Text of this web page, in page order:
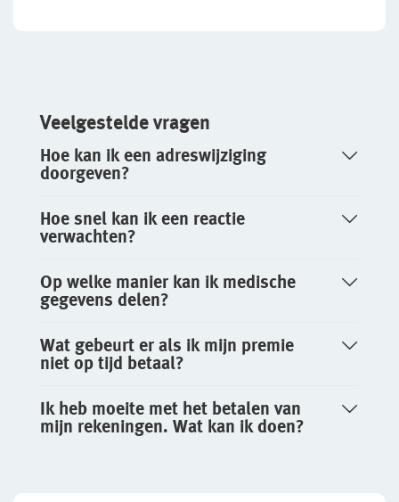
Bekijk alle zakelijke verzekeringen
Voor je personeel
ZW-eigenrisicoverzekering
WIA Verzekering (WIA 0-tot-100 Plan)
Anw-pensioen
Nabestaandenverzekering Collectief
WGA-eigenrisicoverzekering
Gratis persoonlijk advies voor jouw branche
Wie wij zijn
Onze organisatie
Ons beleid
Tevreden klanten
Duurzaam ondernemen
Samenwerking met adviseurs
Vacatures
Veelgestelde vragen
Hoe kan ik een adreswijziging
doorgeven?
Hoe snel kan ik een reactie
verwachten?
Op welke manier kan ik medische
gegevens delen?
Wat gebeurt er als ik mijn premie
niet op tijd betaal?
Ik heb moeite met het betalen van
mijn rekeningen. Wat kan ik doen?